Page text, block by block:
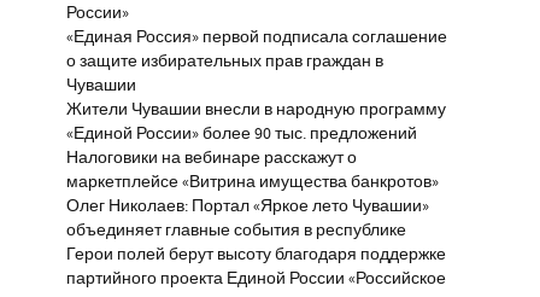
России»
«Единая Россия» первой подписала соглашение
о защите избирательных прав граждан в
Чувашии
Жители Чувашии внесли в народную программу
«Единой России» более 90 тыс. предложений
Налоговики на вебинаре расскажут о
маркетплейсе «Витрина имущества банкротов»
Олег Николаев: Портал «Яркое лето Чувашии»
объединяет главные события в республике
Герои полей берут высоту благодаря поддержке
партийного проекта Единой России «Российское